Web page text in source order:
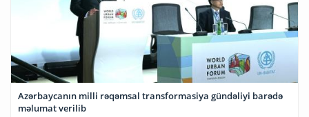
Azərbaycanın milli rəqəmsal transformasiya gündəliyi barədə
məlumat verilib